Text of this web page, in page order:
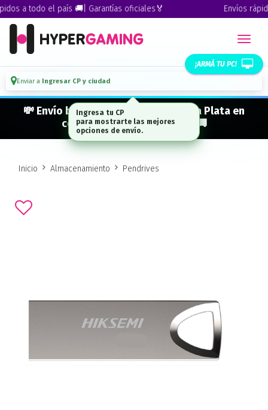
a todo el país 🚚| Garantías oficiales🏅 Envíos
¡ARMÁ TU PC!
Enviar a Ingresar CP y ciudad
💸 Envío bonificado a CABA · GBA · La Plata en
compras desde $ 300.000* 🚚
Inicio Almacenamiento Pendrives
Ingresa tu CP
para mostrarte las mejores
opciones de envío.